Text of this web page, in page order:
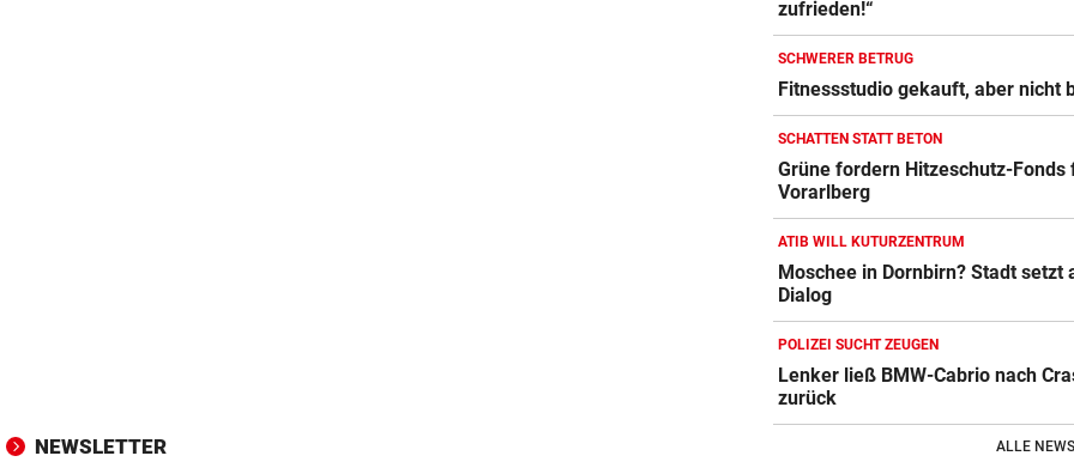
zufrieden!“
SCHWERER BETRUG
Fitnessstudio gekauft, aber nicht
SCHATTEN STATT BETON
Grüne fordern Hitzeschutz-Fonds
Vorarlberg
ATIB WILL KUTURZENTRUM
Moschee in Dornbirn? Stadt setzt
Dialog
POLIZEI SUCHT ZEUGEN
Lenker ließ BMW-Cabrio nach
zurück
NEWSLETTER ALLE